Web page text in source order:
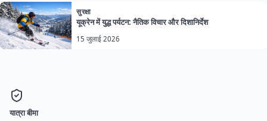
सुरक्षा
यूक्रेन में युद्ध पर्यटन: नैतिक विचार और दिशानिर्देश
15 जुलाई 2026
यात्रा बीमा